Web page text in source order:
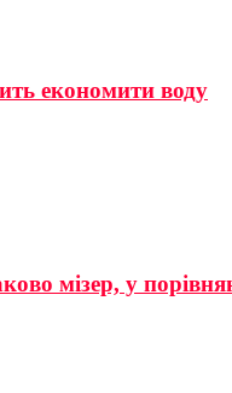
економити воду
мізер, у